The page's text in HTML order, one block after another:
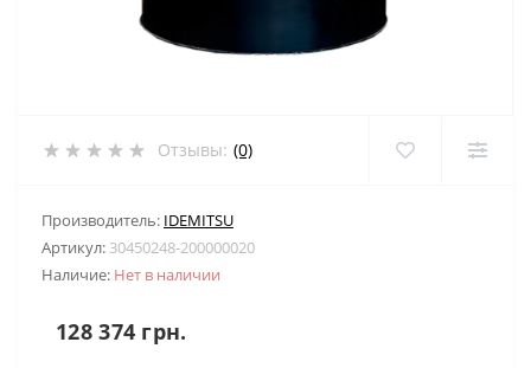
Отзывы: (0)
Производитель: IDEMITSU
Артикул: 30450248-200000020
Наличие: Нет в наличии
128 374 грн.